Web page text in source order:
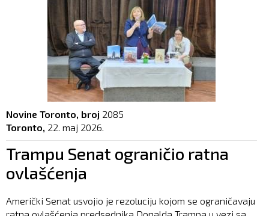
Novine Toronto, broj 2085
Toronto, 22. maj 2026.
Trampu Senat ograničio ratna
ovlašćenja
Američki Senat usvojio je rezoluciju kojom se ograničavaju